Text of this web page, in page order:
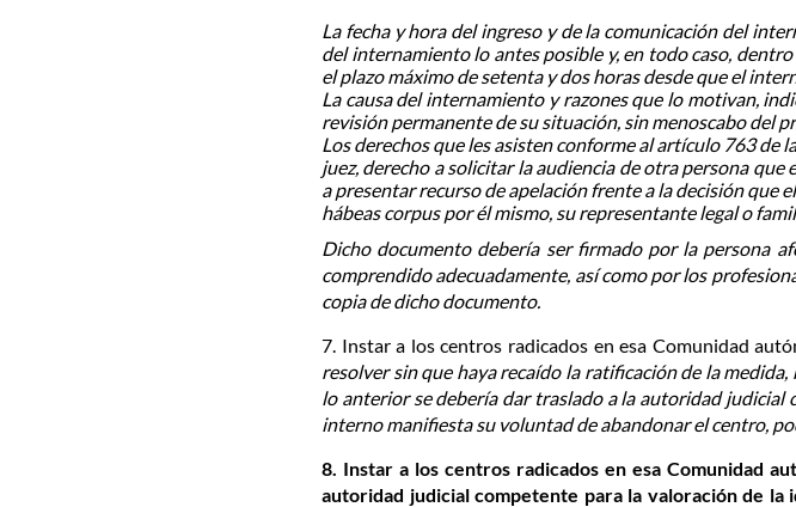
La fecha y hora del ingreso y de la comunicación del
del internamiento lo antes posible y, en todo caso,
el plazo máximo de setenta y dos horas desde que el
La causa del internamiento y razones que lo motivan,
revisión permanente de su situación, sin menoscabo del
Los derechos que les asisten conforme al artículo 763 de
juez, derecho a solicitar la audiencia de otra persona
a presentar recurso de apelación frente a la decisión
hábeas corpus por él mismo, su representante legal o
Dicho documento debería ser firmado por la persona
comprendido adecuadamente, así como por los
copia de dicho documento.
7. Instar a los centros radicados en esa Comunidad
resolver sin que haya recaído la ratificación de la
lo anterior se debería dar traslado a la autoridad judicial
interno manifiesta su voluntad de abandonar el centro,
8. Instar a los centros radicados en esa Comunidad
autoridad judicial competente para la valoración de